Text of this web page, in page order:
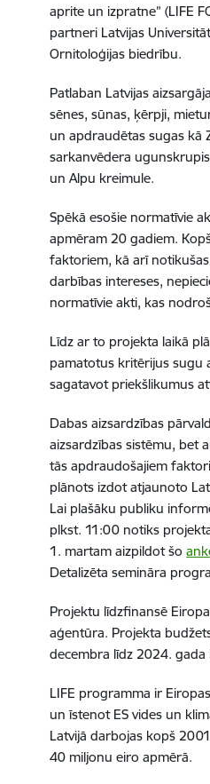
aprite un izpratne” (LIFE
partneri Latvijas
Ornitoloģijas biedrību.
Patlaban Latvijas
sēnes, sūnas, ķērpji,
un apdraudētas sugas kā
sarkanvēdera
un Alpu kreimule.
Spēkā esošie normatīvie
apmēram 20 gadiem.
faktoriem, kā arī
darbības intereses,
normatīvie akti, kas
Līdz ar to projekta laikā
pamatotus kritērijus sugu
sagatavot priekšlikumus
Dabas aizsardzības
aizsardzības sistēmu, bet
tās apdraudošajiem
plānots izdot atjaunoto
Lai plašāku publiku
plkst. 11:00 notiks
1. martam aizpildot šo
Detalizēta semināra
Projektu līdzfinansē
aģentūra. Projekta
decembra līdz 2024. gada
LIFE programma ir
un īstenot ES vides un
Latvijā darbojas kopš
40 miljonu eiro apmērā.